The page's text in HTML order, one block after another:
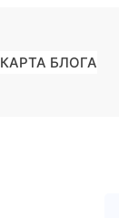
КАРТА БЛОГА